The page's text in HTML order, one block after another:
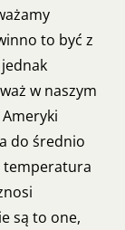
to być z
w naszym
do średnio
temperatura
są to one,